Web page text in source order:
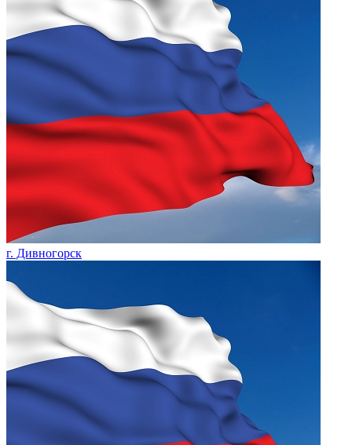
г. Дивногорск